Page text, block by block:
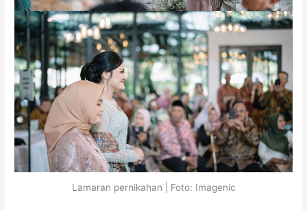
Lamaran pernikahan | Foto: Imagenic